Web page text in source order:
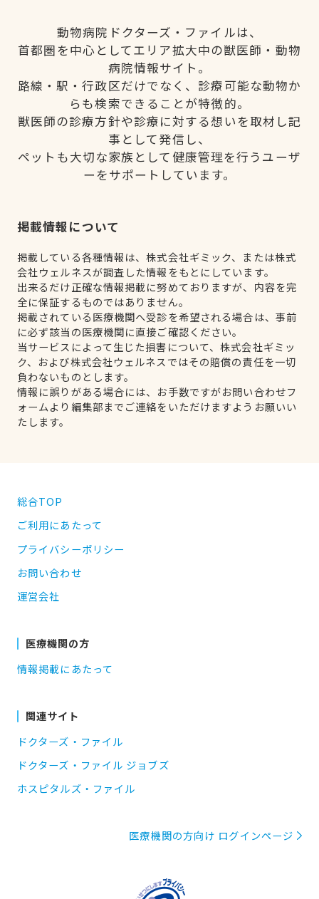
動物病院ドクターズ・ファイルは、
首都圏を中心としてエリア拡大中の獣医師・動物
病院情報サイト。
路線・駅・行政区だけでなく、診療可能な動物か
らも検索できることが特徴的。
獣医師の診療方針や診療に対する想いを取材し記
事として発信し、
ペットも大切な家族として健康管理を行うユーザ
ーをサポートしています。
掲載情報について
掲載している各種情報は、株式会社ギミック、または株式
会社ウェルネスが調査した情報をもとにしています。
出来るだけ正確な情報掲載に努めておりますが、内容を完
全に保証するものではありません。
掲載されている医療機関へ受診を希望される場合は、事前
に必ず該当の医療機関に直接ご確認ください。
当サービスによって生じた損害について、株式会社ギミッ
ク、および株式会社ウェルネスではその賠償の責任を一切
負わないものとします。
情報に誤りがある場合には、お手数ですがお問い合わせフ
ォームより編集部までご連絡をいただけますようお願いい
たします。
総合TOP
ご利用にあたって
プライバシーポリシー
お問い合わせ
運営会社
医療機関の方
情報掲載にあたって
関連サイト
ドクターズ・ファイル
ドクターズ・ファイル ジョブズ
ホスピタルズ・ファイル
医療機関の方向け ログインページ